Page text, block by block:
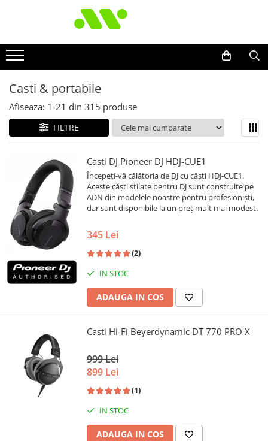
Casti & portabile
Afiseaza: 1-21 din 315 produse
FILTRE
Casti DJ Pioneer DJ HDJ-CUE1
Începeți-vă călătoria de DJ cu căști HDJ-CUE1.
Aceste căști stilate pentru DJ sunt construite pe
ADN din modelele noastre pentru profesioniști,
dar sunt disponibile la un preț mult mai modest.
345 Lei
(2)
IN STOC
ADAUGA IN COS
Casti Hi-Fi Beyerdynamic DT 770 PRO X
999 Lei
899 Lei
(1)
IN STOC
ADAUGA IN COS